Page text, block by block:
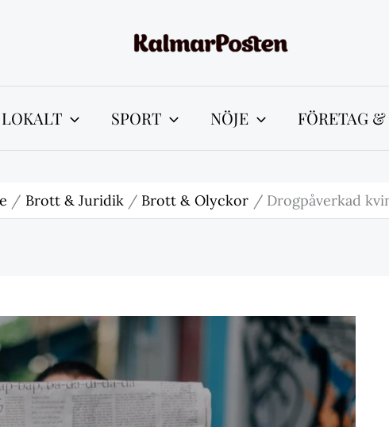
LOKALT SPORT NÖJE FÖRETAG
Brott & Juridik Brott & Olyckor Drogpåverkad